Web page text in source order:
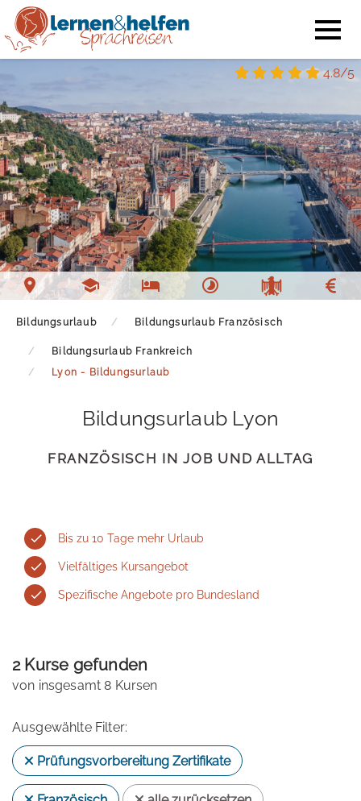
4.8/5
Bildungsurlaub Bildungsurlaub Französisch
Bildungsurlaub Frankreich
Lyon - Bildungsurlaub
Bildungsurlaub Lyon
FRANZÖSISCH IN JOB UND ALLTAG
Bis zu 10 Tage mehr Urlaub
Vielfältiges Kursangebot
Spezifische Angebote pro Bundesland
2 Kurse gefunden
von insgesamt 8 Kursen
Ausgewählte Filter:
Prüfungsvorbereitung Zertifikate